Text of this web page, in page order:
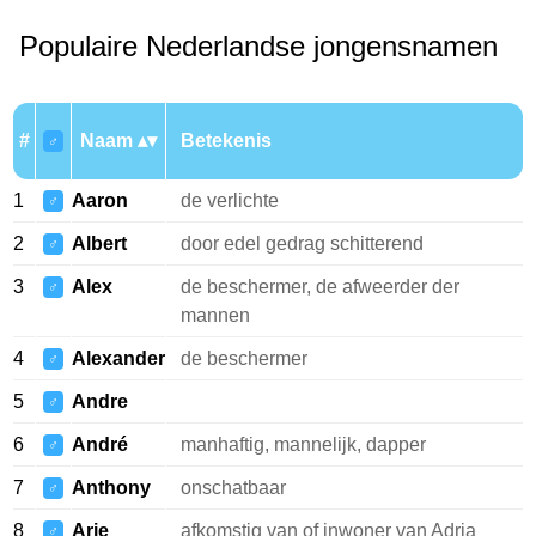
Populaire Nederlandse jongensnamen
# ♂ Naam Betekenis
1 ♂ Aaron de verlichte
2 ♂ Albert door edel gedrag schitterend
3 ♂ Alex
de beschermer, de afweerder der
mannen
4 ♂ Alexander de beschermer
5 ♂ Andre
6 ♂ André manhaftig, mannelijk, dapper
7 ♂ Anthony onschatbaar
8 ♂ Arie afkomstig van of inwoner van Adria